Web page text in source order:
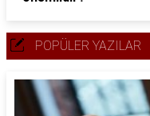
POPÜLER YAZILAR